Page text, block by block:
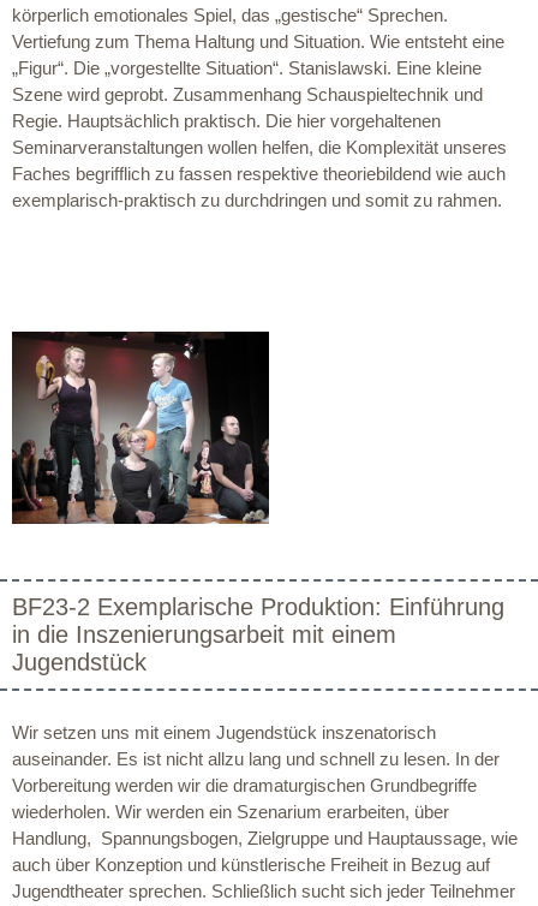
körperlich emotionales Spiel, das „gestische“ Sprechen.
Vertiefung zum Thema Haltung und Situation. Wie entsteht eine
„Figur“. Die „vorgestellte Situation“. Stanislawski. Eine kleine
Szene wird geprobt. Zusammenhang Schauspieltechnik und
Regie. Hauptsächlich praktisch. Die hier vorgehaltenen
Seminarveranstaltungen wollen helfen, die Komplexität unseres
Faches begrifflich zu fassen respektive theoriebildend wie auch
exemplarisch-praktisch zu durchdringen und somit zu rahmen.
BF23-2 Exemplarische Produktion: Einführung
in die Inszenierungsarbeit mit einem
Jugendstück
Wir setzen uns mit einem Jugendstück inszenatorisch
auseinander. Es ist nicht allzu lang und schnell zu lesen. In der
Vorbereitung werden wir die dramaturgischen Grundbegriffe
wiederholen. Wir werden ein Szenarium erarbeiten, über
Handlung, Spannungsbogen, Zielgruppe und Hauptaussage, wie
auch über Konzeption und künstlerische Freiheit in Bezug auf
Jugendtheater sprechen. Schließlich sucht sich jeder Teilnehmer